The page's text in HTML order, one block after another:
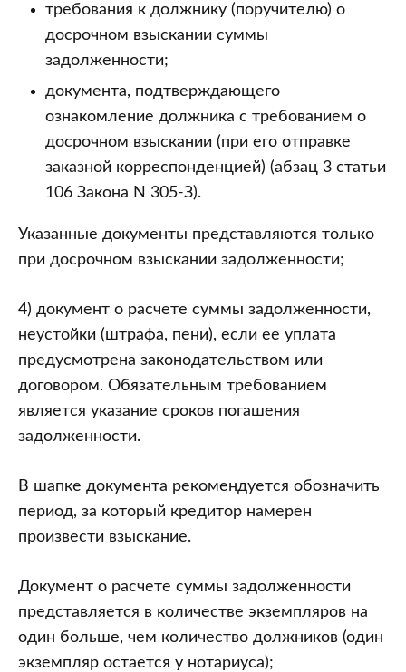
требования к должнику (поручителю) о
досрочном взыскании суммы
задолженности;
документа, подтверждающего
ознакомление должника с требованием о
досрочном взыскании (при его отправке
заказной корреспонденцией) (абзац 3 статьи
106 Закона N 305-З).
Указанные документы представляются только
при досрочном взыскании задолженности;
4) документ о расчете суммы задолженности,
неустойки (штрафа, пени), если ее уплата
предусмотрена законодательством или
договором. Обязательным требованием
является указание сроков погашения
задолженности.
В шапке документа рекомендуется обозначить
период, за который кредитор намерен
произвести взыскание.
Документ о расчете суммы задолженности
представляется в количестве экземпляров на
один больше, чем количество должников (один
экземпляр остается у нотариуса);